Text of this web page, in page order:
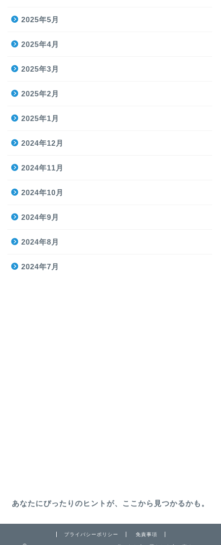
2025年5月
2025年4月
2025年3月
2025年2月
2025年1月
2024年12月
2024年11月
2024年10月
2024年9月
2024年8月
2024年7月
あなたにぴったりのヒントが、ここから見つかるかも。
プライバシーポリシー 免責事項